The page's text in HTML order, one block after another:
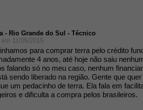
- Rio Grande do Sul - Técnico
11/05/2015
para comprar terra pelo crédito
4 anos, até hoje não saiu
falando só no meu caso, nenhum
sendo liberado na região. Gente que
um pedacinho de terra. Ela fala em
e dificulta a compra pelos brasileiros.